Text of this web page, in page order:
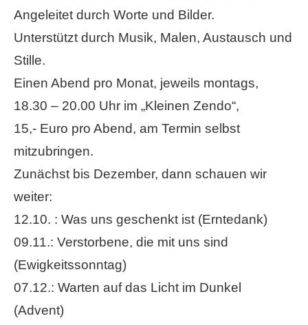
Angeleitet durch Worte und Bilder.
Unterstützt durch Musik, Malen, Austausch und
Stille.
Einen Abend pro Monat, jeweils montags,
18.30 – 20.00 Uhr im „Kleinen Zendo“,
15,- Euro pro Abend, am Termin selbst
mitzubringen.
Zunächst bis Dezember, dann schauen wir
weiter:
12.10. : Was uns geschenkt ist (Erntedank)
09.11.: Verstorbene, die mit uns sind
(Ewigkeitssonntag)
07.12.: Warten auf das Licht im Dunkel
(Advent)